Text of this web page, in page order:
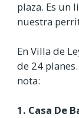
plaza. Es un
nuestra
En Villa de
de 24
nota:
1. Casa De